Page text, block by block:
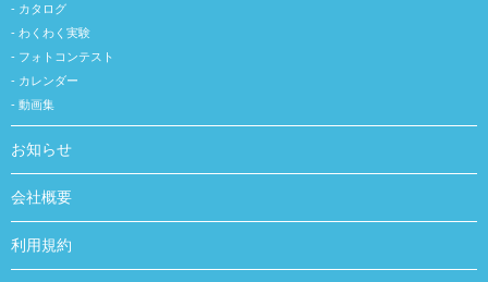
カタログ
わくわく実験
フォトコンテスト
カレンダー
動画集
お知らせ
会社概要
利用規約